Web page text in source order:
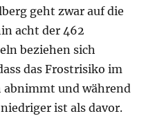
geht zwar auf die
acht der 462
beziehen sich
das Frostrisiko im
abnimmt und während
ist als davor.